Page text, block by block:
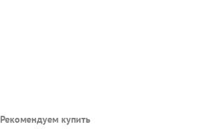
Рекомендуем купить